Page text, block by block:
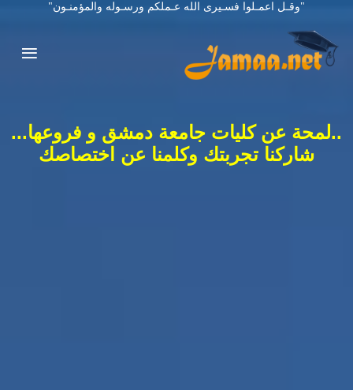
"وقـل اعمـلوا فسـيرى الله عـملكم ورسـوله والمؤمنـون"
..لمحة عن كليات جامعة دمشق و فروعها...
شاركنا تجربتك وكلمنا عن اختصاصك